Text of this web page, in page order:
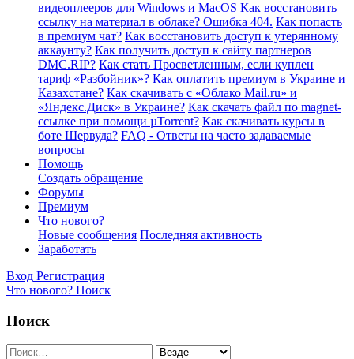
видеоплееров для Windows и MacOS Как восстановить
ссылку на материал в облаке? Ошибка 404. Как попасть
в премиум чат? Как восстановить доступ к утерянному
аккаунту? Как получить доступ к сайту партнеров
DMC.RIP? Как стать Просветленным, если куплен
тариф «Разбойник»? Как оплатить премиум в Украине и
Казахстане? Как скачивать с «Облако Mail.ru» и
«Яндекс.Диск» в Украине? Как скачать файл по magnet-
ссылке при помощи µTorrent? Как скачивать курсы в
боте Шервуда? FAQ - Ответы на часто задаваемые
вопросы
Помощь
Создать обращение
Форумы
Премиум
Что нового?
Новые сообщения Последняя активность
Заработать
Вход Регистрация
Что нового? Поиск
Поиск